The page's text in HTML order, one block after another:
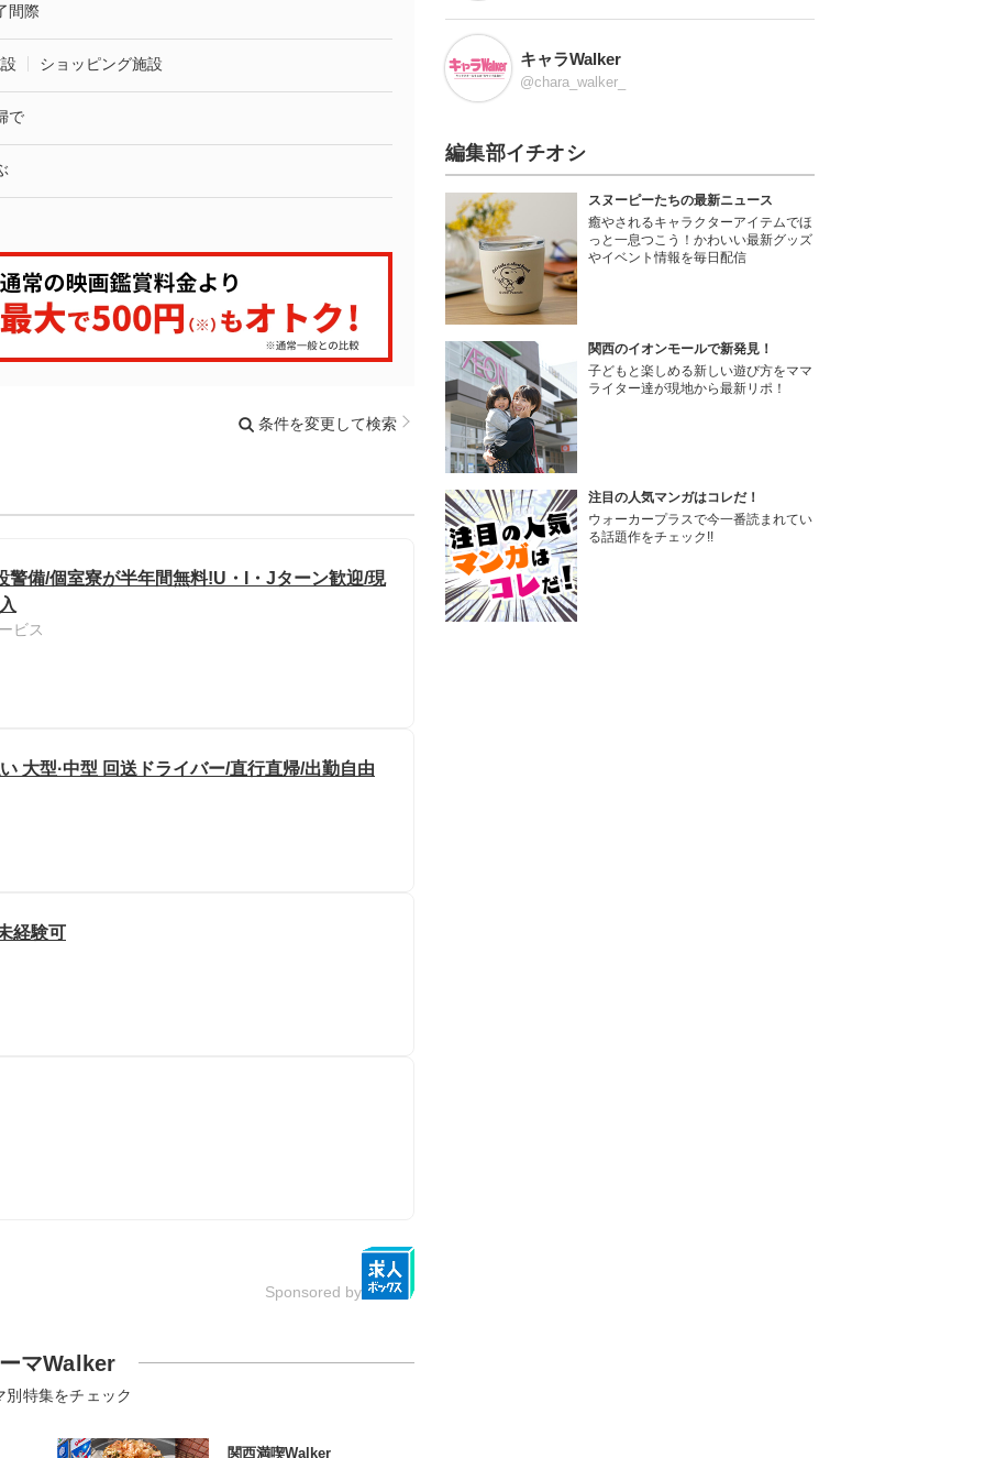
間際
ショッピング施設
で
条件を変更して検索
備/個室寮が半年間無料!U・I・Jターン歓迎/現
ビス
大型·中型 回送ドライバー/直行直帰/出勤自由
経験可
Sponsored by
マWalker
別特集をチェック
関西満喫Walker
キャラWalker
@chara_walker_
編集部イチオシ
スヌーピーたちの最新ニュース
癒やされるキャラクターアイテムでほ
っと一息つこう！かわいい最新グッズ
やイベント情報を毎日配信
関西のイオンモールで新発見！
子どもと楽しめる新しい遊び方をママ
ライター達が現地から最新リポ！
注目の人気マンガはコレだ！
ウォーカープラスで今一番読まれてい
る話題作をチェック!!